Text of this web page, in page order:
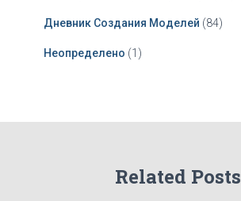
Дневник Создания Моделей (84)
Неопределено (1)
Related Posts